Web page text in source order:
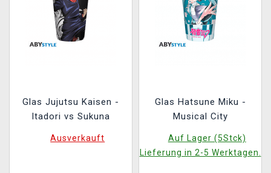
Glas Jujutsu Kaisen -
Itadori vs Sukuna
Ausverkauft
Glas Hatsune Miku -
Musical City
Auf Lager (5Stck)
Lieferung in 2-5 Werktagen.